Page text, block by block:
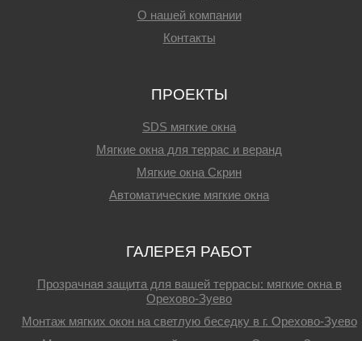
О нашей компании
Контакты
ПРОЕКТЫ
SDS мягкие окна
Мягкие окна для террас и веранд
Мягкие окна Скрин
Автоматические мягкие окна
ГАЛЕРЕЯ РАБОТ
Прозрачная защита для вашей террасы: мягкие окна в
Орехово‑Зуево
Монтаж мягких окон на светлую беседку в г. Орехово-Зуево